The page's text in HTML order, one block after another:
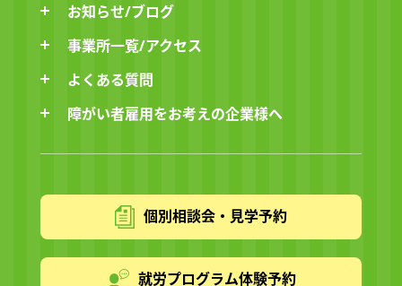
お知らせ/ブログ
事業所一覧/アクセス
よくある質問
障がい者雇用をお考えの企業様へ
個別相談会・見学予約
就労プログラム体験予約